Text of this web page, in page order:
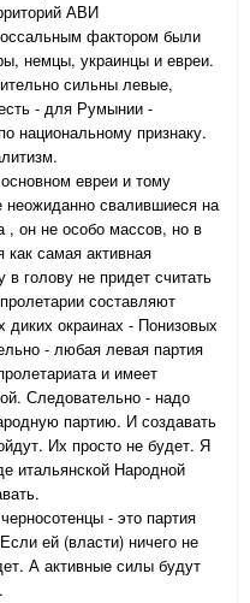
АВИ
фактором были
немцы, украинцы и евреи.
сильны левые,
- для Румынии -
национальному признаку.
евреи и тому
неожиданно свалившиеся на
, он не особо массов, но в
как самая активная
голову не придет считать
составляют
диких окраинах - Понизовых
- любая левая партия
и имеет
Следовательно - надо
партию. И создавать
Их просто не будет. Я
итальянской Народной
- это партия
ей (власти) ничего не
А активные силы будут